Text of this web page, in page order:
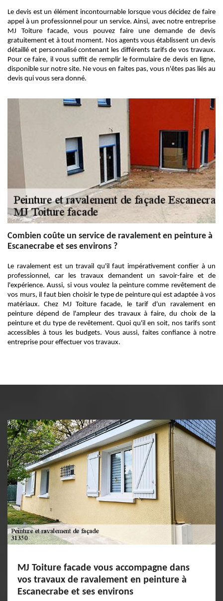
Le devis est un élément incontournable lorsque vous décidez de faire
appel à un professionnel pour un service. Ainsi, avec notre entreprise
MJ Toiture facade, vous pouvez faire une demande de devis
gratuitement et à tout moment. Nos agents vous établissent un devis
détaillé et personnalisé contenant les différents tarifs de vos travaux.
Pour ce faire, il vous suffit de remplir le formulaire de devis en ligne,
disponible sur notre site. Ne vous en faites pas, vous n'êtes pas liés au
devis qui vous sera donné.
Combien coûte un service de ravalement en peinture à
Escanecrabe et ses environs ?
Le ravalement est un travail qu'il faut impérativement confier à un
professionnel, car les travaux demandent un savoir-faire et de
l'expérience. Aussi, si vous voulez la peinture comme revêtement de
vos murs, il faut bien choisir le type de peinture qui est adaptée à vos
matériaux. Chez MJ Toiture facade, le tarif d'un ravalement en
peinture dépend de l'ampleur des travaux à faire, du choix de la
peinture et du type de revêtement. Quoi qu'il en soit, nos tarifs sont
accessibles à tous les budgets. Vous aussi, faites confiance à notre
entreprise pour effectuer vos travaux.
MJ Toiture facade vous accompagne dans
vos travaux de ravalement en peinture à
Escanecrabe et ses environs